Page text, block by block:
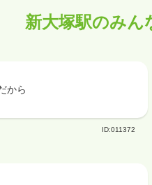
新大塚駅のみん
から
ID:011372